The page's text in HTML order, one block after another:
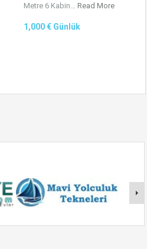
Metre 6 Kabin… Read More
1,000 € Günlük